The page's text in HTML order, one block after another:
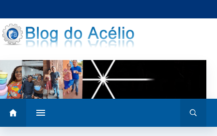
para
o
conteúdo
menu
busca